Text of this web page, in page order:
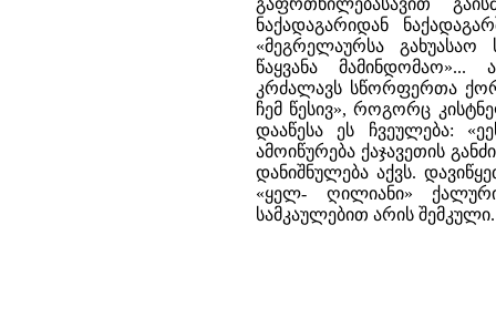
გაფრთხილებასავით
ნაქადაგარიდან
«მეგრელაურსა
წაყვანა
კრძალავს სწორფერთა
ჩემ წესივ», როგორც
დააწესა ეს ჩვეულება:
ამოიწურება ქაჯავეთის
დანიშნულება აქვს.
«ყელ- ღილიანი»
სამკაულებით არის შემკული.